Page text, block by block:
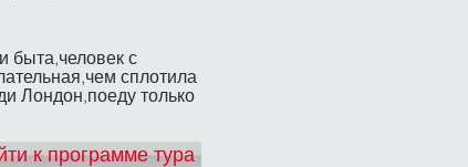
быта,человек с
сплотила
Лондон,поеду только
к программе тура